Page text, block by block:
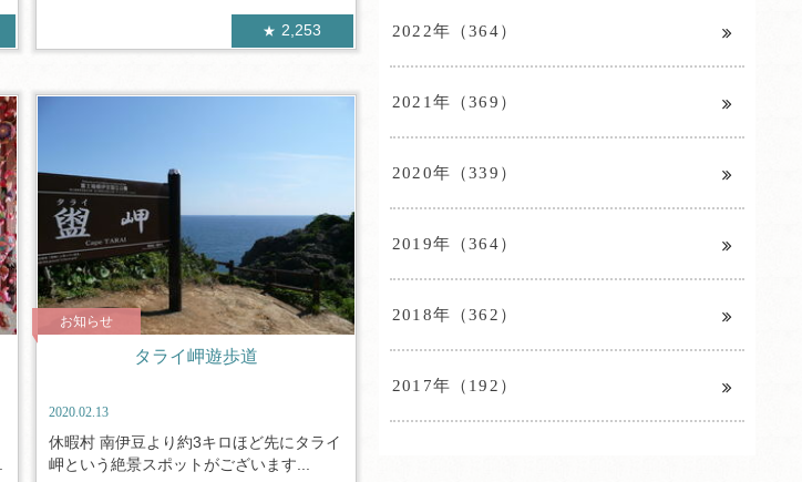
2,253
お知らせ
タライ岬遊歩道
2020.02.13
休暇村 南伊豆より約3キロほど先にタライ
岬という絶景スポットがございます...
2022年（364）
2021年（369）
2020年（339）
2019年（364）
2018年（362）
2017年（192）